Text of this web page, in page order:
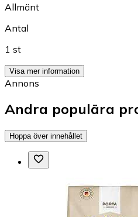
Allmänt
Antal
1 st
Visa mer information
Annons
Andra populära
Hoppa över innehållet